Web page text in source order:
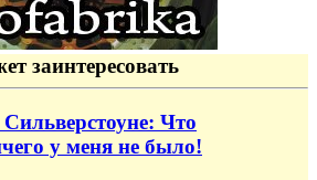
заинтересовать
Что
у меня не было!